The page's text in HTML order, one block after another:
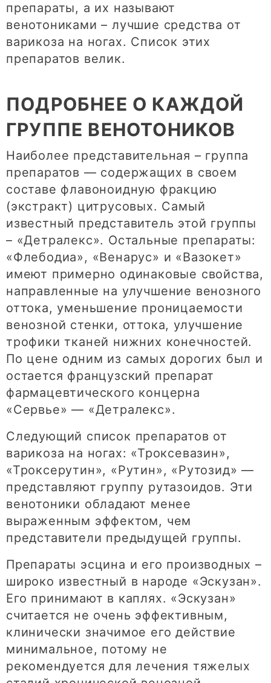
препараты, а их называют
венотониками – лучшие средства от
варикоза на ногах. Список этих
препаратов велик.
ПОДРОБНЕЕ О КАЖДОЙ
ГРУППЕ ВЕНОТОНИКОВ
Наиболее представительная – группа
препаратов — содержащих в своем
составе флавоноидную фракцию
(экстракт) цитрусовых. Самый
известный представитель этой группы
– «Детралекс». Остальные препараты:
«Флебодиа», «Венарус» и «Вазокет»
имеют примерно одинаковые свойства,
направленные на улучшение венозного
оттока, уменьшение проницаемости
венозной стенки, оттока, улучшение
трофики тканей нижних конечностей.
По цене одним из самых дорогих был и
остается французский препарат
фармацевтического концерна
«Сервье» — «Детралекс».
Следующий список препаратов от
варикоза на ногах: «Троксевазин»,
«Троксерутин», «Рутин», «Рутозид» —
представляют группу рутазоидов. Эти
венотоники обладают менее
выраженным эффектом, чем
представители предыдущей группы.
Препараты эсцина и его производных –
широко известный в народе «Эскузан».
Его принимают в каплях. «Эскузан»
считается не очень эффективным,
клинически значимое его действие
минимальное, потому не
рекомендуется для лечения тяжелых